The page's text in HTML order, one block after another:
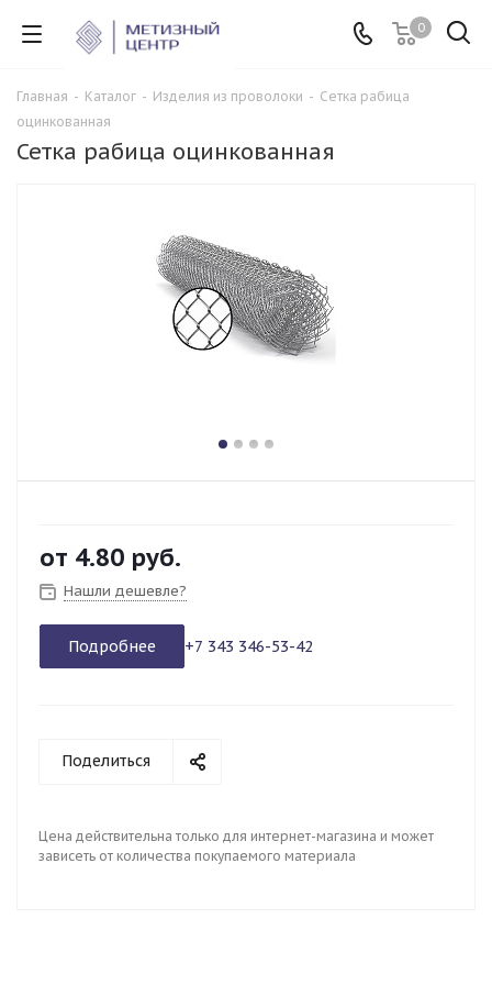
0
Главная - Каталог - Изделия из проволоки - Сетка рабица
оцинкованная
Сетка рабица оцинкованная
от 4.80 руб.
Нашли дешевле?
Подробнее +7 343 346-53-42
Поделиться
Цена действительна только для интернет-магазина и может
зависеть от количества покупаемого материала